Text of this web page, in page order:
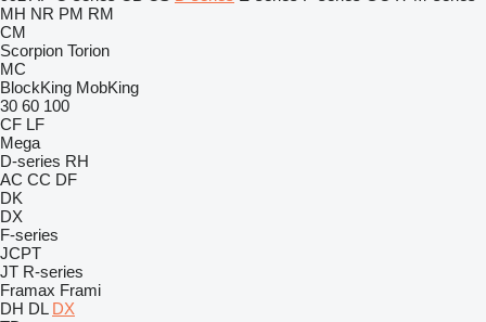
MH NR PM RM
CM
Scorpion Torion
MC
BlockKing MobKing
30 60 100
CF LF
Mega
D-series RH
AC CC DF
DK
DX
F-series
JCPT
JT R-series
Framax Frami
DH DL DX